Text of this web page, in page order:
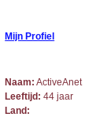
Mijn Profiel
Naam: ActiveAnet
Leeftijd: 44 jaar
Land: